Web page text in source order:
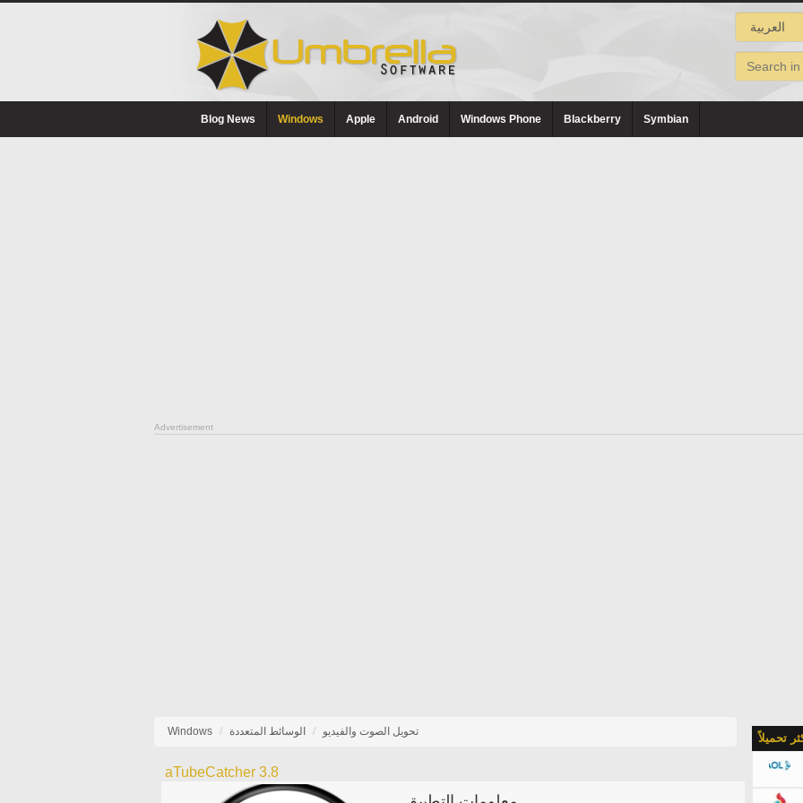
Blog News Windows Apple Android Windows Phone Blackberry Symbian
Advertisement
Windows الوسائط المتعددة تحويل الصوت والفيديو
aTubeCatcher 3.8
تحميلاً